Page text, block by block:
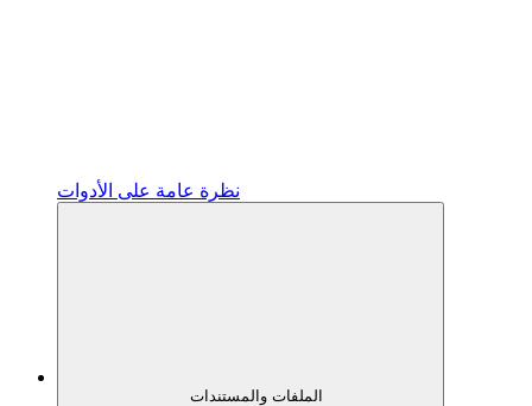
نظرة عامة على الأدوات
الملفات والمستندات